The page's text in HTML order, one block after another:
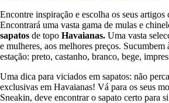
Encontre inspiração e escolha os seus artigos
Encontrará uma vasta gama de mulas e
sapatos de topo Havaianas. Uma vasta
e mulheres, aos melhores preços. Sucumbem
estação: preto, castanho, branco, bege,
Uma dica para viciados em sapatos: não
exclusivas em Havaianas! Vá para os seus
Sneakin, deve encontrar o sapato certo para